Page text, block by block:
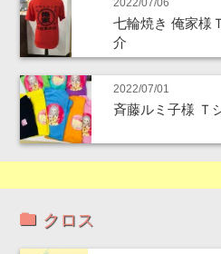
七輪焼き 俺家様
介
2022/07/01
斉藤ルミ子様 Ｔ
クロス